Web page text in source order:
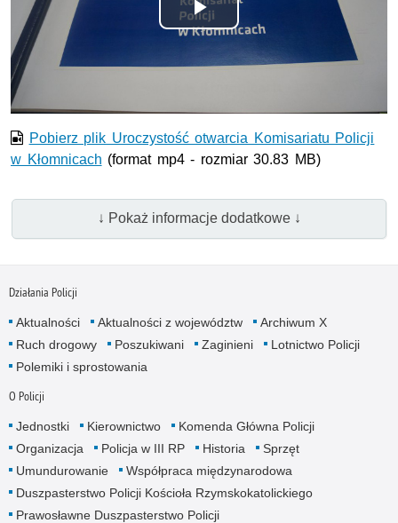
Odtwórz
wideo
Pobierz plik Uroczystość otwarcia Komisariatu Policji
w Kłomnicach (format mp4 - rozmiar 30.83 MB)
↓ Pokaż informacje dodatkowe ↓
Działania Policji
Aktualności Aktualności z województw
Archiwum X
Ruch drogowy
Poszukiwani Zaginieni
Lotnictwo Policji
Polemiki i sprostowania
O Policji
Jednostki Kierownictwo
Komenda Główna Policji
Organizacja
Policja w III RP Historia
Sprzęt
Umundurowanie
Współpraca międzynarodowa
Duszpasterstwo Policji Kościoła Rzymskokatolickiego
Prawosławne Duszpasterstwo Policji